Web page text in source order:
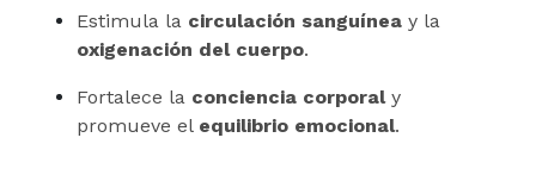
Estimula la circulación sanguínea y la
oxigenación del cuerpo.
Fortalece la conciencia corporaly
promueve el equilibrio emocional.